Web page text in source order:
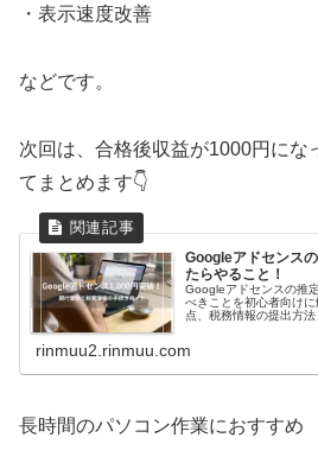
・表示速度改善
などです。
次回は、合格後収益が1000円にな
てまとめます👇
Googleアドセンス
たらやること！
Googleアドセンスの推
べきことを初心者向け
点、税務情報の提出方
rinmuu2.rinmuu.com
長時間のパソコン作業におすすめ